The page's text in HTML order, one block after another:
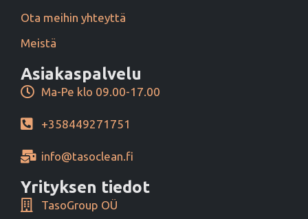
Ota meihin yhteyttä
Meistä
Asiakaspalvelu
Ma-Pe klo 09.00-17.00
+358449271751
info@tasoclean.fi
Yrityksen tiedot
TasoGroup OÜ